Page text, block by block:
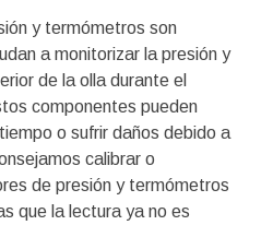
y termómetros son
a monitorizar la presión y
de la olla durante el
componentes pueden
o sufrir daños debido a
calibrar o
de presión y termómetros
que la lectura ya no es